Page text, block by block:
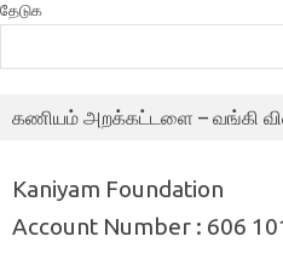
தேடுக
கணியம் அறக்கட்டளை – வங்கி
Kaniyam Foundation
Account Number : 606